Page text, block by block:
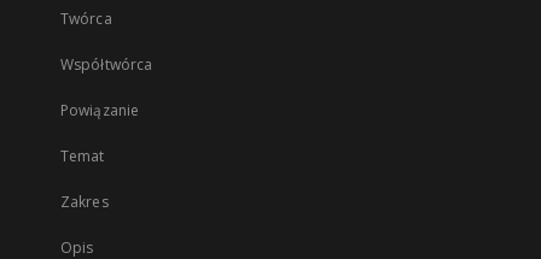
Twórca
Współtwórca
Powiązanie
Temat
Zakres
Opis